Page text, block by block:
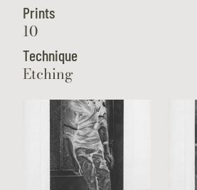
Prints
10
Technique
Etching